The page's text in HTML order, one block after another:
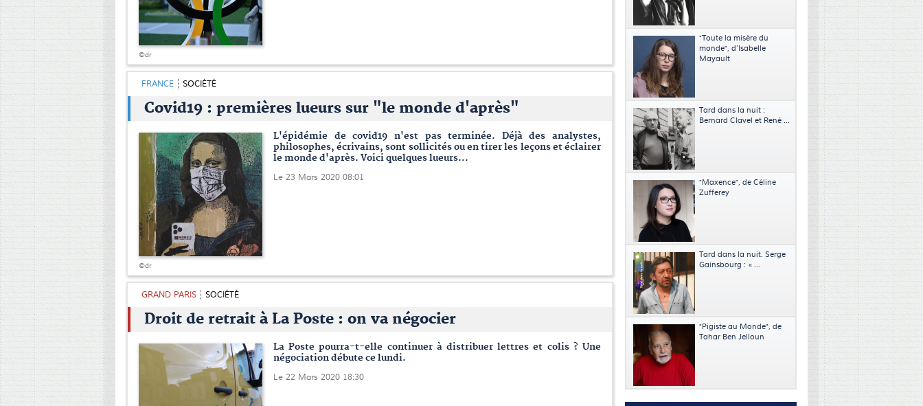
©dr
FRANCE SOCIÉTÉ
Covid19 : premières lueurs sur "le monde d'après"
©dr
L'épidémie de covid19 n'est pas terminée. Déjà des analystes,
philosophes, écrivains, sont sollicités ou en tirer les leçons et éclairer
le monde d'après. Voici quelques lueurs...
Le 23 Mars 2020 08:01
GRAND PARIS SOCIÉTÉ
Droit de retrait à La Poste : on va négocier
La Poste pourra-t-elle continuer à distribuer lettres et colis ? Une
négociation débute ce lundi.
Le 22 Mars 2020 18:30
"Toute la misère du
monde", d’Isabelle
Mayault
Tard dans la nuit :
Bernard Clavel et René ...
"Maxence", de Céline
Zufferey
Tard dans la nuit. Serge
Gainsbourg : « ...
"Pigiste au Monde", de
Tahar Ben Jelloun